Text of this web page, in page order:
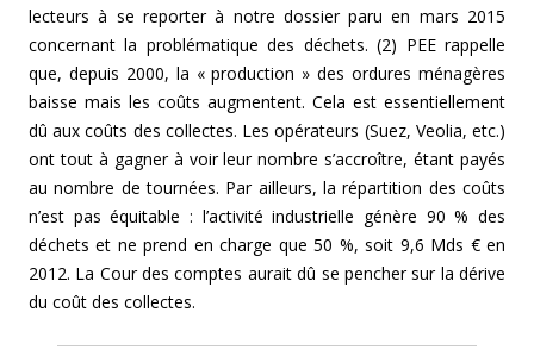
lecteurs à se reporter à notre dossier paru en mars 2015
concernant la problématique des déchets. (2) PEE rappelle
que, depuis 2000, la « production » des ordures ménagères
baisse mais les coûts augmentent. Cela est essentiellement
dû aux coûts des collectes. Les opérateurs (Suez, Veolia, etc.)
ont tout à gagner à voir leur nombre s’accroître, étant payés
au nombre de tournées. Par ailleurs, la répartition des coûts
n’est pas équitable : l’activité industrielle génère 90 % des
déchets et ne prend en charge que 50 %, soit 9,6 Mds € en
2012. La Cour des comptes aurait dû se pencher sur la dérive
du coût des collectes.